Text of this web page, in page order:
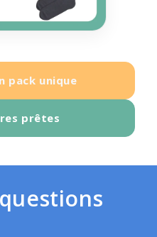
pack unique
prêtes